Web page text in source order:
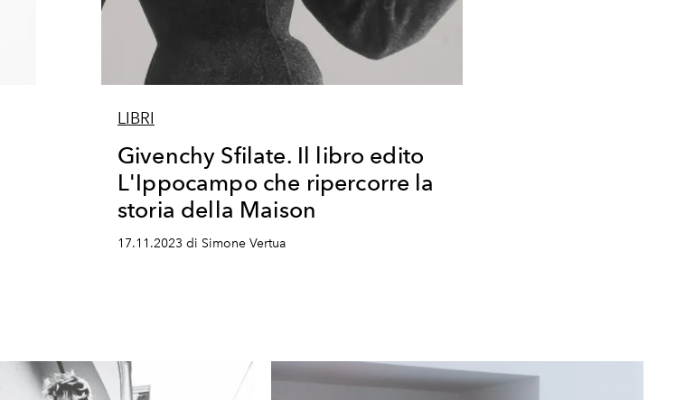
LIBRI
Givenchy Sfilate. Il libro edito
L'Ippocampo che ripercorre la
storia della Maison
17.11.2023 di Simone Vertua